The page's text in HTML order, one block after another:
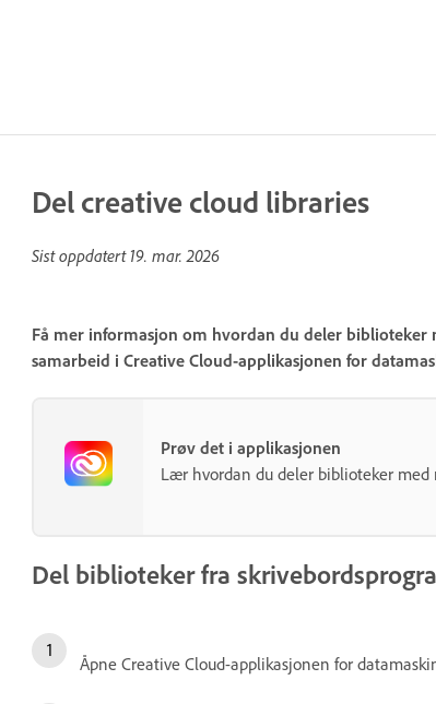
Del creative cloud libraries
Sist oppdatert 19. mar. 2026
Få mer informasjon om hvordan du deler
samarbeid i Creative Cloud-applikasjonen for
Prøv det i applikasjonen
Lær hvordan du deler biblioteker
Del biblioteker fra
Åpne Creative Cloud-applikasjonen for